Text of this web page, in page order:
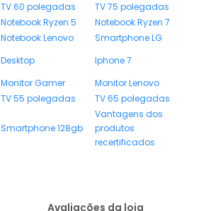
TV 60 polegadas
TV 75 polegadas
Notebook Ryzen 5
Notebook Ryzen 7
Notebook Lenovo
Smartphone LG
Desktop
Iphone 7
Monitor Gamer
Monitor Lenovo
TV 55 polegadas TV 65 polegadas
Smartphone 128gb
Vantagens dos
produtos
recertificados
Avaliações da loja